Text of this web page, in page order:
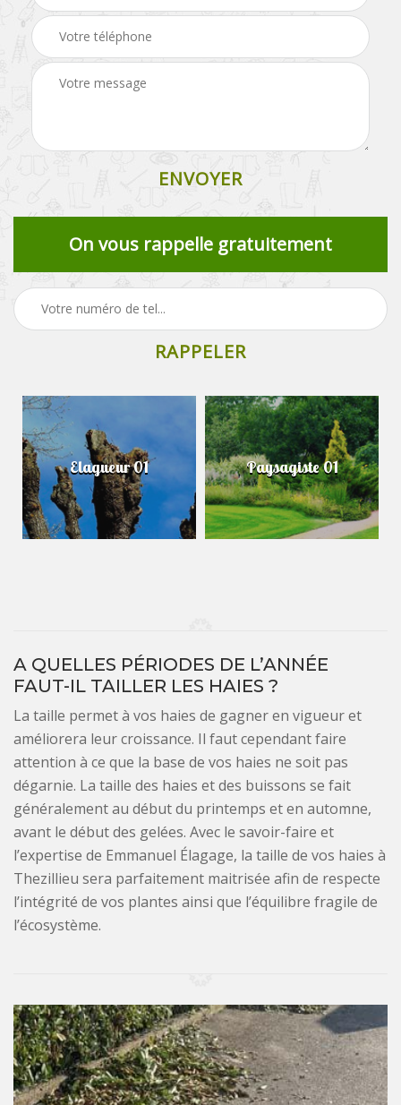
On vous rappelle gratuitement
Elagueur 01 Paysagiste 01
A QUELLES PÉRIODES DE L’ANNÉE
FAUT-IL TAILLER LES HAIES ?
La taille permet à vos haies de gagner en vigueur et
améliorera leur croissance. Il faut cependant faire
attention à ce que la base de vos haies ne soit pas
dégarnie. La taille des haies et des buissons se fait
généralement au début du printemps et en automne,
avant le début des gelées. Avec le savoir-faire et
l’expertise de Emmanuel Élagage, la taille de vos haies à
Thezillieu sera parfaitement maitrisée afin de respecte
l’intégrité de vos plantes ainsi que l’équilibre fragile de
l’écosystème.